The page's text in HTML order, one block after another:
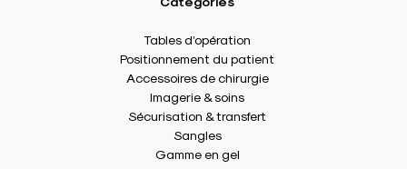
Tables d’opération
Positionnement du patient
Accessoires de chirurgie
Imagerie & soins
Sécurisation & transfert
Sangles
Gamme en gel